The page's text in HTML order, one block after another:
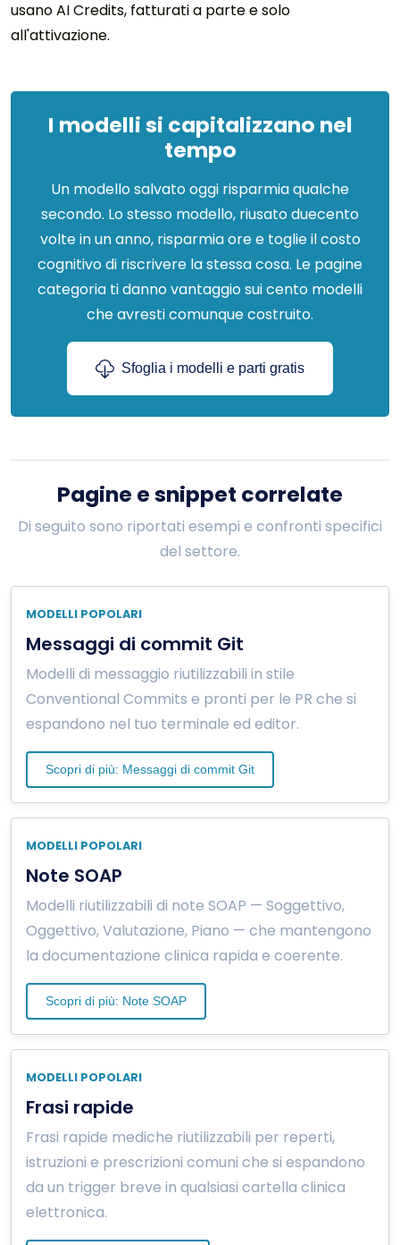
usano AI Credits, fatturati a parte e solo
all'attivazione.
I modelli si capitalizzano nel
tempo
Un modello salvato oggi risparmia qualche
secondo. Lo stesso modello, riusato duecento
volte in un anno, risparmia ore e toglie il costo
cognitivo di riscrivere la stessa cosa. Le pagine
categoria ti danno vantaggio sui cento modelli
che avresti comunque costruito.
Sfoglia i modelli e parti gratis
Pagine e snippet correlate
Di seguito sono riportati esempi e confronti specifici
del settore.
MODELLI POPOLARI
Messaggi di commit Git
Modelli di messaggio riutilizzabili in stile
Conventional Commits e pronti per le PR che si
espandono nel tuo terminale ed editor.
Scopri di più: Messaggi di commit Git
MODELLI POPOLARI
Note SOAP
Modelli riutilizzabili di note SOAP — Soggettivo,
Oggettivo, Valutazione, Piano — che mantengono
la documentazione clinica rapida e coerente.
Scopri di più: Note SOAP
MODELLI POPOLARI
Frasi rapide
Frasi rapide mediche riutilizzabili per reperti,
istruzioni e prescrizioni comuni che si espandono
da un trigger breve in qualsiasi cartella clinica
elettronica.